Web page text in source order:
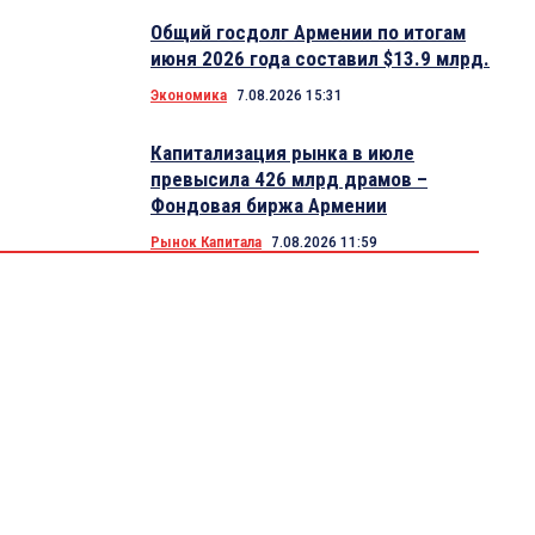
Общий госдолг Армении по итогам
июня 2026 года составил $13.9 млрд.
Экономика 7.08.2026 15:31
Капитализация рынка в июле
превысила 426 млрд драмов –
Фондовая биржа Армении
Рынок Капитала 7.08.2026 11:59